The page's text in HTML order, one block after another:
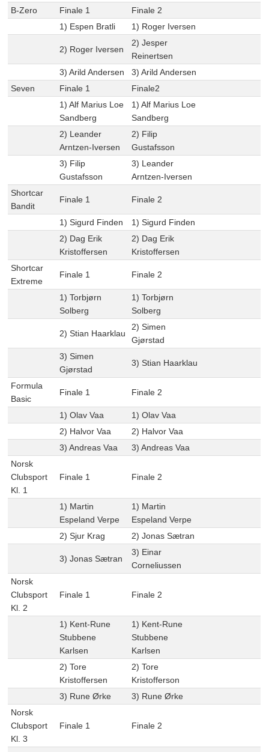
B-Zero
Finale 1
Finale 2
1) Espen Bratli
1) Roger Iversen
2) Roger Iversen
2) Jesper
Reinertsen
3) Arild Andersen
3) Arild Andersen
Seven
Finale 1
Finale2
1) Alf Marius Loe
Sandberg
1) Alf Marius Loe
Sandberg
2) Leander
Arntzen-Iversen
2) Filip
Gustafsson
3) Filip
Gustafsson
3) Leander
Arntzen-Iversen
Shortcar
Bandit
Finale 1 Finale 2
1) Sigurd Finden
1) Sigurd Finden
2) Dag Erik
Kristoffersen
2) Dag Erik
Kristoffersen
Shortcar
Extreme
Finale 1 Finale 2
1) Torbjørn
Solberg
1) Torbjørn
Solberg
2) Stian Haarklau
2) Simen
Gjørstad
3) Simen
Gjørstad
3) Stian Haarklau
Formula
Basic
Finale 1 Finale 2
1) Olav Vaa
1) Olav Vaa
2) Halvor Vaa
2) Halvor Vaa
3) Andreas Vaa
3) Andreas Vaa
Norsk
Clubsport
Kl. 1
Finale 1 Finale 2
1) Martin
Espeland Verpe
1) Martin
Espeland Verpe
2) Sjur Krag
2) Jonas Sætran
3) Jonas Sætran
3) Einar
Corneliussen
Norsk
Clubsport
Kl. 2
Finale 1 Finale 2
1) Kent-Rune
Stubbene
Karlsen
1) Kent-Rune
Stubbene
Karlsen
2) Tore
Kristoffersen
2) Tore
Kristofferson
3) Rune Ørke
3) Rune Ørke
Norsk
Clubsport
Kl. 3
Finale 1 Finale 2